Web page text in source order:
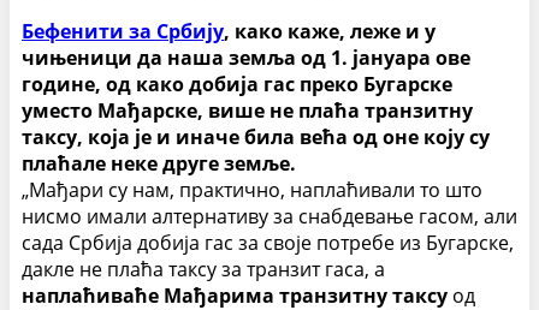
Бефенити за Србију, како каже, леже и у
чињеници да наша земља од 1. јануара ове
године, од како добија гас преко Бугарске
уместо Мађарске, више не плаћа транзитну
таксу, која је и иначе била већа од оне коју су
плаћале неке друге земље.
„Мађари су нам, практично, наплаћивали то што
нисмо имали алтернативу за снабдевање гасом, али
сада Србија добија гас за своје потребе из Бугарске,
дакле не плаћа таксу за транзит гаса, а
наплаћиваће Мађарима транзитну таксу од